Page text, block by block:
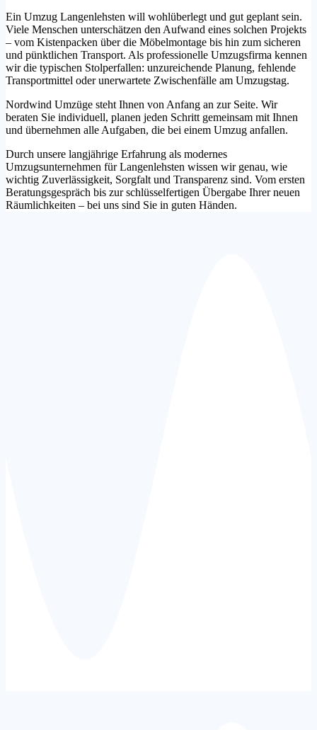
Ein Umzug Langenlehsten will wohlüberlegt und gut geplant sein.
Viele Menschen unterschätzen den Aufwand eines solchen Projekts
– vom Kistenpacken über die Möbelmontage bis hin zum sicheren
und pünktlichen Transport. Als professionelle Umzugsfirma kennen
wir die typischen Stolperfallen: unzureichende Planung, fehlende
Transportmittel oder unerwartete Zwischenfälle am Umzugstag.
Nordwind Umzüge steht Ihnen von Anfang an zur Seite. Wir
beraten Sie individuell, planen jeden Schritt gemeinsam mit Ihnen
und übernehmen alle Aufgaben, die bei einem Umzug anfallen.
Durch unsere langjährige Erfahrung als modernes
Umzugsunternehmen für Langenlehsten wissen wir genau, wie
wichtig Zuverlässigkeit, Sorgfalt und Transparenz sind. Vom ersten
Beratungsgespräch bis zur schlüsselfertigen Übergabe Ihrer neuen
Räumlichkeiten – bei uns sind Sie in guten Händen.